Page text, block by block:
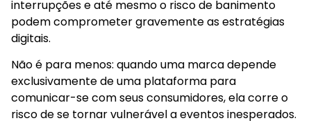
interrupções e até mesmo o risco de banimento
podem comprometer gravemente as estratégias
digitais.
Não é para menos: quando uma marca depende
exclusivamente de uma plataforma para
comunicar-se com seus consumidores, ela corre o
risco de se tornar vulnerável a eventos inesperados.